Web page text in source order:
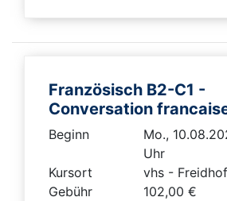
Französisch B2-C1 -
Conversation
Beginn
Mo.,
Uhr
Kursort
vhs -
Gebühr
102,00 €